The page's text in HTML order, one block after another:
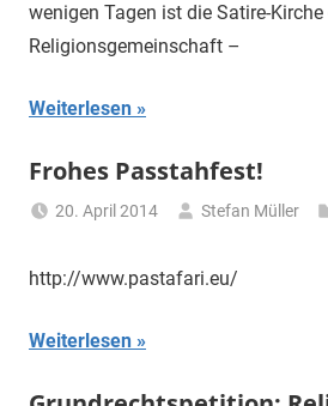
wenigen Tagen ist die Satire-Kirche
Religionsgemeinschaft –
Weiterlesen
Frohes Passtahfest!
20. April 2014 Stefan Müller
http://www.pastafari.eu/
Weiterlesen